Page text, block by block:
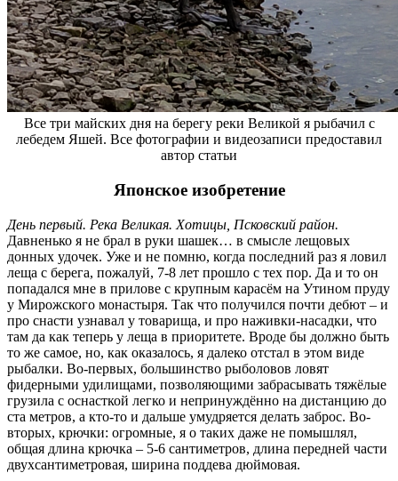
Все три майских дня на берегу реки Великой я рыбачил с
лебедем Яшей. Все фотографии и видеозаписи предоставил
автор статьи
Японское изобретение
День первый. Река Великая. Хотицы, Псковский район.
Давненько я не брал в руки шашек… в смысле лещовых
донных удочек. Уже и не помню, когда последний раз я ловил
леща с берега, пожалуй, 7-8 лет прошло с тех пор. Да и то он
попадался мне в прилове с крупным карасём на Утином пруду
у Мирожского монастыря. Так что получился почти дебют – и
про снасти узнавал у товарища, и про наживки-насадки, что
там да как теперь у леща в приоритете. Вроде бы должно быть
то же самое, но, как оказалось, я далеко отстал в этом виде
рыбалки. Во-первых, большинство рыболовов ловят
фидерными удилищами, позволяющими забрасывать тяжёлые
грузила с оснасткой легко и непринуждённо на дистанцию до
ста метров, а кто-то и дальше умудряется делать заброс. Во-
вторых, крючки: огромные, я о таких даже не помышлял,
общая длина крючка – 5-6 сантиметров, длина передней части
двухсантиметровая, ширина поддева дюймовая.